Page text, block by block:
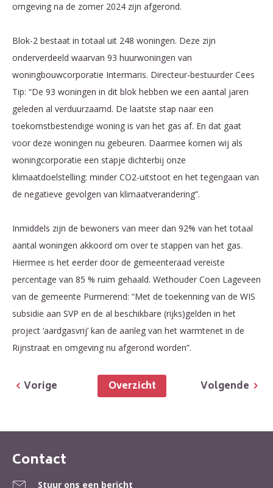
omgeving na de zomer 2024 zijn afgerond.
Blok-2 bestaat in totaal uit 248 woningen. Deze zijn
onderverdeeld waarvan 93 huurwoningen van
woningbouwcorporatie Intermaris. Directeur-bestuurder Cees
Tip: “De 93 woningen in dit blok hebben we een aantal jaren
geleden al verduurzaamd. De laatste stap naar een
toekomstbestendige woning is van het gas af. En dat gaat
voor deze woningen nu gebeuren. Daarmee komen wij als
woningcorporatie een stapje dichterbij onze
klimaatdoelstelling: minder CO2-uitstoot en het tegengaan van
de negatieve gevolgen van klimaatverandering”.
Inmiddels zijn de bewoners van meer dan 92% van het totaal
aantal woningen akkoord om over te stappen van het gas.
Hiermee is het eerder door de gemeenteraad vereiste
percentage van 85 % ruim gehaald. Wethouder Coen Lageveen
van de gemeente Purmerend: “Met de toekenning van de WIS
subsidie aan SVP en de al beschikbare (rijks)gelden in het
project ‘aardgasvrij’ kan de aanleg van het warmtenet in de
Rijnstraat en omgeving nu afgerond worden”.
Volgende
Overzicht
Vorige
Contactinformatie
Contact
Stuur ons een bericht